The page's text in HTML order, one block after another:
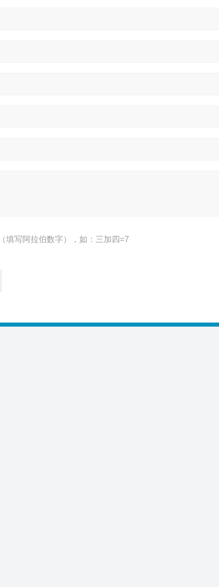
填写阿拉伯数字），如：三加四=7